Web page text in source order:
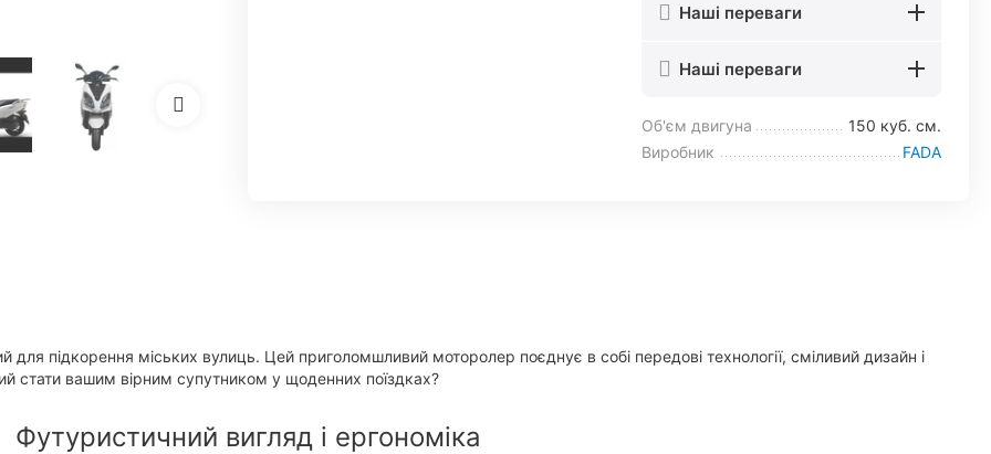
Наші переваги
Наші переваги
Об'єм двигуна
150 куб. см.
Виробник
FADA
підкорення міських вулиць. Цей приголомшливий моторолер поєднує в собі передові технології, сміливий дизайн і
стати вашим вірним супутником у щоденних поїздках?
Футуристичний вигляд і ергономіка